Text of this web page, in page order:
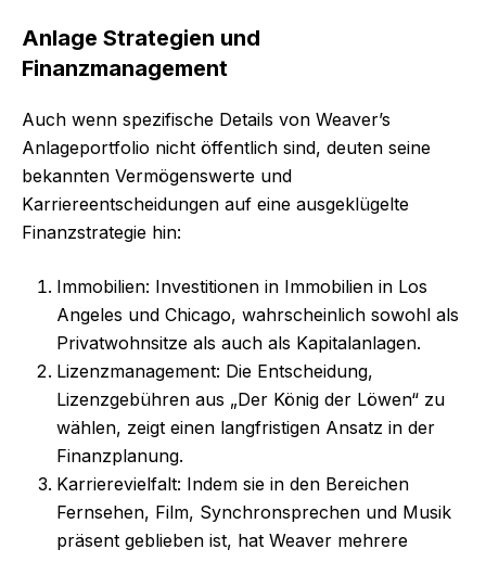
Anlage Strategien und
Finanzmanagement
Auch wenn spezifische Details von Weaver’s
Anlageportfolio nicht öffentlich sind, deuten seine
bekannten Vermögenswerte und
Karriereentscheidungen auf eine ausgeklügelte
Finanzstrategie hin:
Immobilien: Investitionen in Immobilien in Los
Angeles und Chicago, wahrscheinlich sowohl als
Privatwohnsitze als auch als Kapitalanlagen.
Lizenzmanagement: Die Entscheidung,
Lizenzgebühren aus „Der König der Löwen“ zu
wählen, zeigt einen langfristigen Ansatz in der
Finanzplanung.
Karrierevielfalt: Indem sie in den Bereichen
Fernsehen, Film, Synchronsprechen und Musik
präsent geblieben ist, hat Weaver mehrere